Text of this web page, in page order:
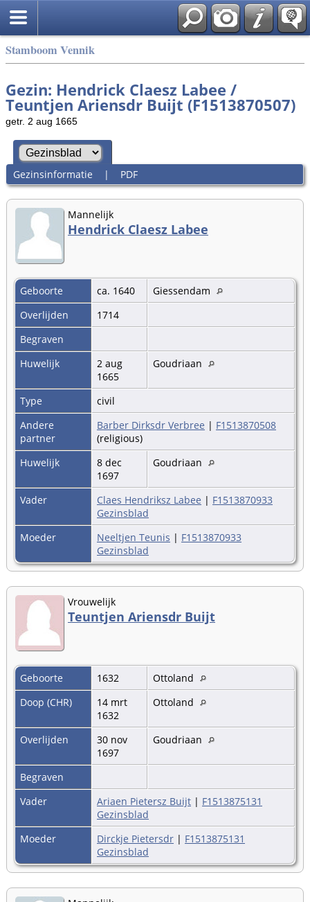
Stamboom Vennik
Gezin: Hendrick Claesz Labee /
Teuntjen Ariensdr Buijt (F1513870507)
getr. 2 aug 1665
Gezinsinformatie | PDF
Mannelijk
Hendrick Claesz Labee
Geboorte ca. 1640
Giessendam
Overlijden
1714
Begraven
Huwelijk
2 aug
1665
Goudriaan
Type
civil
Andere
partner
Barber Dirksdr Verbree | F1513870508
(religious)
Huwelijk
8 dec
1697
Goudriaan
Vader Claes Hendriksz Labee | F1513870933
Gezinsblad
Moeder
Neeltjen Teunis | F1513870933
Gezinsblad
Vrouwelijk
Teuntjen Ariensdr Buijt
Geboorte 1632
Ottoland
Doop (CHR)
14 mrt
1632
Ottoland
Overlijden
30 nov
1697
Goudriaan
Begraven
Vader
Ariaen Pietersz Buijt | F1513875131
Gezinsblad
Moeder
Dirckje Pietersdr | F1513875131
Gezinsblad